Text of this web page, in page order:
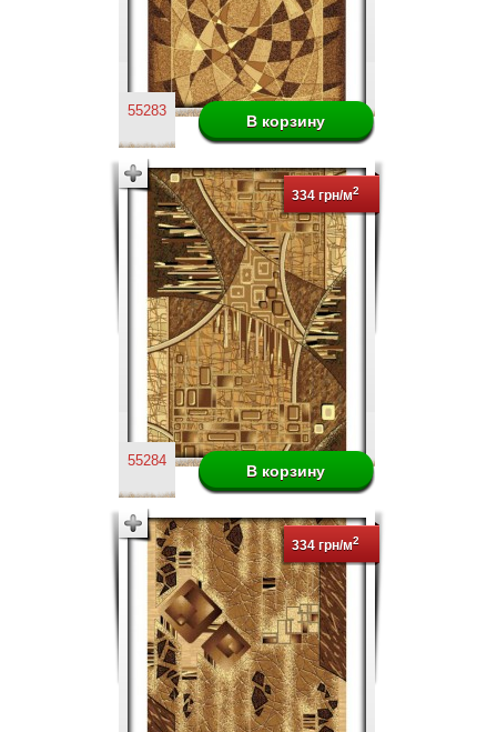
55283
334 грн/м2
55284
334 грн/м2